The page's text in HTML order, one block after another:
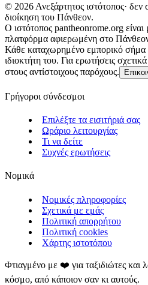
© 2026 Ανεξάρτητος ιστότοπος·
διοίκηση του Πάνθεον.
Ο ιστότοπος pantheonrome.org είναι
πλατφόρμα αφιερωμένη στο
Κάθε καταχωρημένο εμπορικό σήμα
ιδιοκτήτη του. Για ερωτήσεις
στους αντίστοιχους παρόχους.
Γρήγοροι σύνδεσμοι
Επιλέξτε τα εισιτήριά σας
Ωράριο λειτουργίας
Τι να δείτε
Συχνές ερωτήσεις
Νομικά
Νομικές πληροφορίες
Σχετικά με εμάς
Πολιτική απορρήτου
Πολιτική cookies
Χάρτης ιστοτόπου
Φτιαγμένο με ❤️ για ταξιδιώτες και
κόσμο, από κάποιον σαν κι αυτούς.